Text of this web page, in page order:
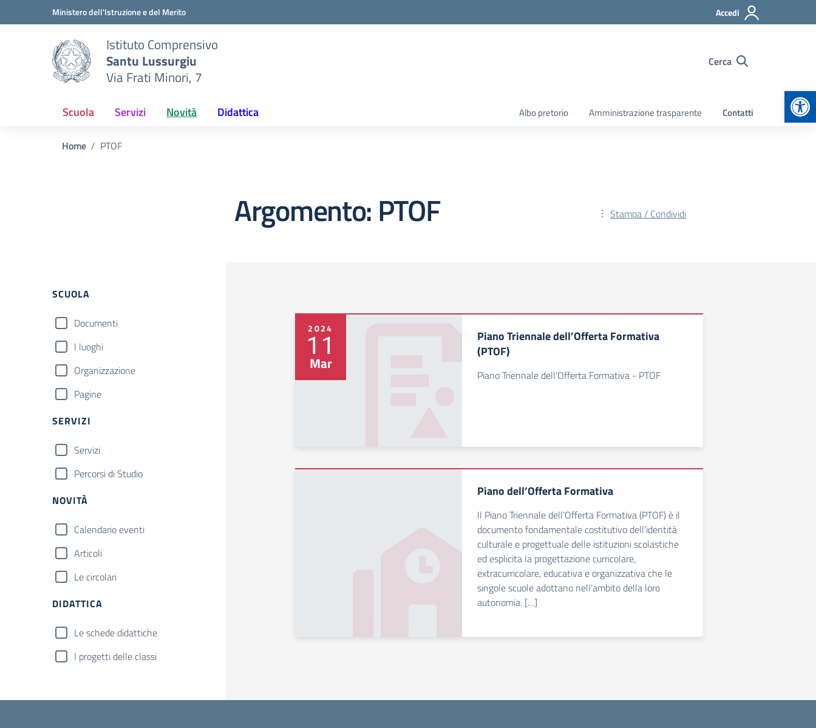
Vai ai contenuti
Vai al menu di navigazioneMinistero dell'Istruzione e del Merito Accedi
Istituto Comprensivo
Santu Lussurgiu
Via Frati Minori, 7
Cerca
Scuola Servizi Novità Didattica Albo pretorio Amministrazione trasparente Contatti
Home PTOF
Argomento: PTOF Stampa / Condividi
Filtri
SCUOLA
Documenti
I luoghi
Organizzazione
Pagine
SERVIZI
Servizi
Percorsi di Studio
NOVITÀ
Calendario eventi
Articoli
Le circolari
DIDATTICA
Le schede didattiche
I progetti delle classi
2024
11
Mar
Piano Triennale dell’Offerta Formativa
(PTOF)
Piano Triennale dell'Offerta Formativa - PTOF
Piano dell’Offerta Formativa
Il Piano Triennale dell’Offerta Formativa (PTOF) è il
documento fondamentale costitutivo dell’identità
culturale e progettuale delle istituzioni scolastiche
ed esplicita la progettazione curricolare,
extracurricolare, educativa e organizzativa che le
singole scuole adottano nell’ambito della loro
autonomia. […]